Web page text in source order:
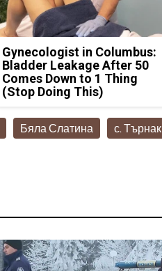
Gynecologist in Columbus:
Bladder Leakage After 50
Comes Down to 1 Thing
(Stop Doing This)
Бяла Слатина с. Търнак